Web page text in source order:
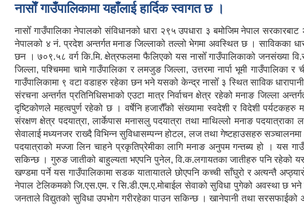
नासाेँ गाउँपालिकामा यहाँलाई हार्दिक स्वागत छ ।
नासोँ गाउँपालिका नेपालको संविधानको धारा २९५ उपधारा ३ बमोजिम नेपाल
नेपालको ४ नं. प्रदेश अन्तर्गत मनाङ जिल्लाको तल्लो भेगमा अवस्थित छ । साविकका
छन । ७०९.५८ वर्ग कि.मि. क्षेत्रफलमा फैलिएको यस नासोँ गाउँपालिकाको जनसंख्या
जिल्ला, पश्चिममा चामे गाउँपालिका र लमजुङ जिल्ला, उत्तरमा नार्पा भूमी
गाउँपालिकामा ९ वटा वडाहरु रहेका छन भने यसको केन्द्र नासोँ ३ स्थित साविक
संरचना अन्तर्गत प्रतिनिधिसभाको एउटा मात्र निर्वाचन क्षेत्र रहेको मनाङ जिल्ला
दृष्टिकोणले महत्वपुर्ण रहेको छ । वर्षेनि हजारौँको संख्यामा स्वदेशी र विदेशी
संरक्षण क्षेत्र पदयात्रा, लार्केपास मनासलु पदयात्रा तथा माथिल्लो मनाङ पदयात्राका
सेवालाई मध्यनजर राख्दै विभिन्न सुविधासम्पन्न होटल, लज तथा गेष्टहाउसहरु
पदयात्राको मज्जा लिन चाहने प्रकृतिप्रेमीका लागि मनाङ अनुपम गन्तब्य हो । यस
सकिन्छ । गुरुङ जातीको बाहुल्यता भएपनि पुनेल, वि.क.लगायतका जातीहरु पनि रहेको
खण्डमा पर्ने यस गाउँपालिकामा सडक यातायातले छोएपनि कच्ची साँघुरो र अत्यन्तै
नेपाल टेलिकमको जि.एस.एम. र सि.डी.एम.ए.मोबाईल सेवाको सुविधा पुगेको अवस्था छ
जनताले विद्युतको सुविधा उपभोग गरीरहेका पाउन सकिन्छ । खानेपानी तथा